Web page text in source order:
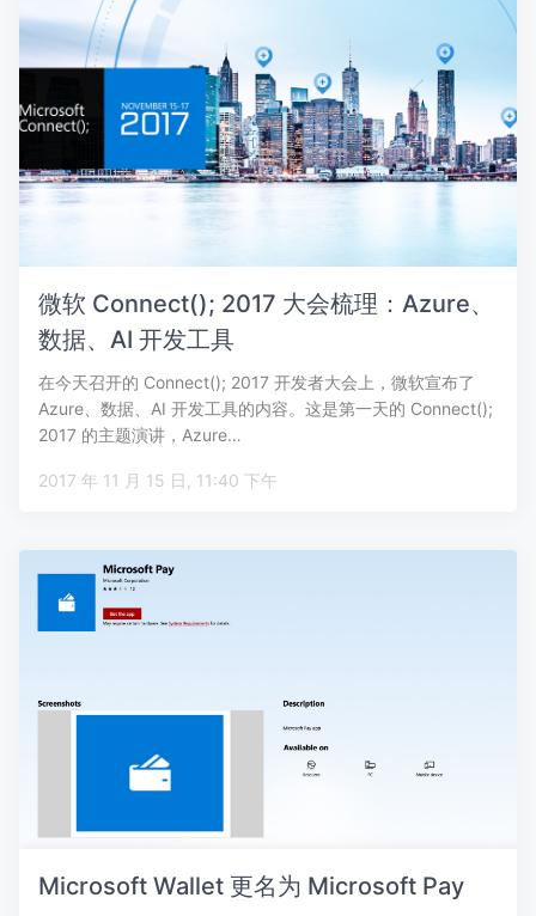
微软 Connect(); 2017 大会梳理：Azure、
数据、AI 开发工具
在今天召开的 Connect(); 2017 开发者大会上，微软宣布了
Azure、数据、AI 开发工具的内容。这是第一天的 Connect();
2017 的主题演讲，Azure…
2017 年 11 月 15 日, 11:40 下午
Microsoft Wallet 更名为 Microsoft Pay